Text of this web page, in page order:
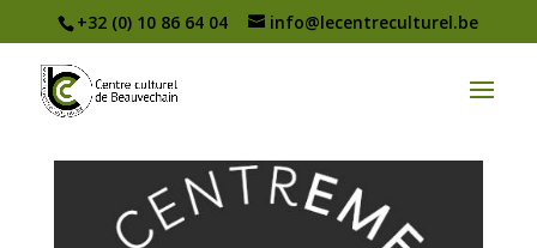
+32 (0) 10 86 64 04 info@lecentreculturel.be